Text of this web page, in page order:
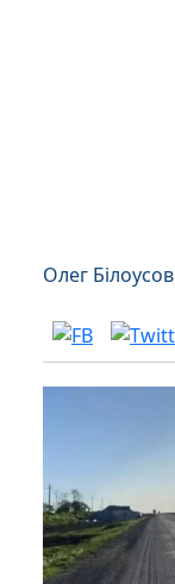
Олег Білоусов